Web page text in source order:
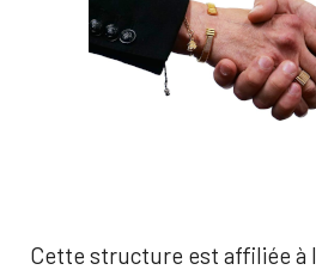
Cette structure est affiliée à